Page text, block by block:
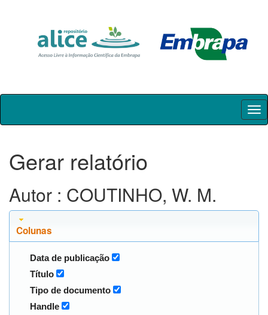
Skip
Gerar relatório
Autor : COUTINHO, W. M.
Colunas
Data de publicação
Título
Tipo de documento
Handle